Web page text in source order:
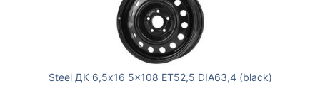
Steel ДК 6,5x16 5x108 ET52,5 DIA63,4 (black)